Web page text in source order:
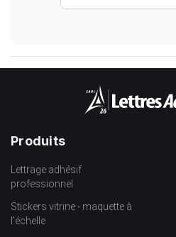
Produits
Lettrage adhésif
professionnel
Stickers vitrine - maquette à
l’échelle